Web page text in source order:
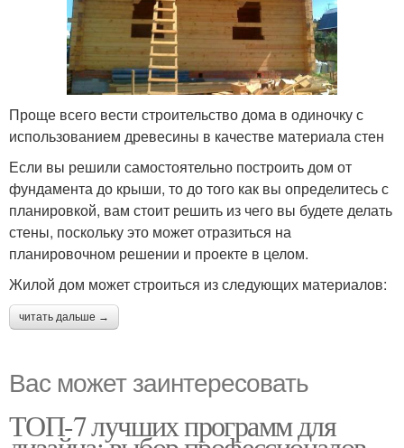
Проще всего вести строительство дома в одиночку с
использованием древесины в качестве материала стен
Если вы решили самостоятельно построить дом от
фундамента до крыши, то до того как вы определитесь с
планировкой, вам стоит решить из чего вы будете делать
стены, поскольку это может отразиться на
планировочном решении и проекте в целом.
Жилой дом может строиться из следующих материалов:
читать дальше →
Вас может заинтересовать
ТОП-7 лучших программ для